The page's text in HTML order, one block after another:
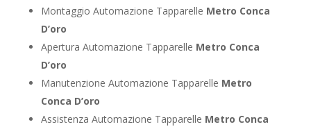
Montaggio Automazione Tapparelle Metro Conca
D’oro
Apertura Automazione Tapparelle Metro Conca
D’oro
Manutenzione Automazione Tapparelle Metro
Conca D’oro
Assistenza Automazione Tapparelle Metro Conca